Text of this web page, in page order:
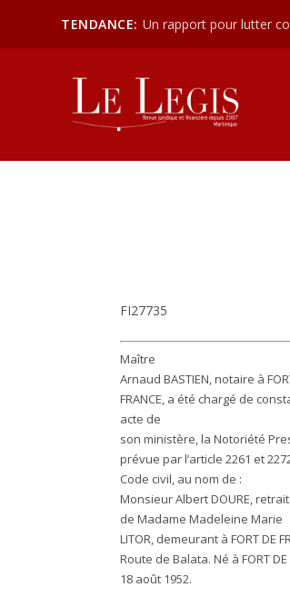
TENDANCE: Un rapport pour lutter
FI27735
Maître
Arnaud BASTIEN, notaire à
FRANCE, a été chargé de
acte de
son ministère, la Notoriété
prévue par l’article 2261 et
Code civil, au nom de :
Monsieur Albert DOURE,
de Madame Madeleine Marie
LITOR, demeurant à FORT DE
Route de Balata. Né à FORT DE
18 août 1952.